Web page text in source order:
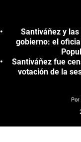
Santiváñez y
gobierno: el
Santiváñez fue
votación de la
Por